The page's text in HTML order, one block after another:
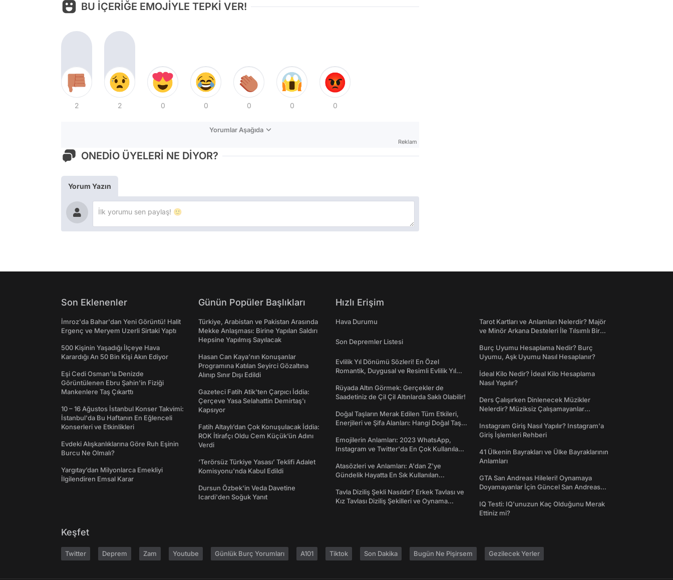
BU İÇERİĞE EMOJİYLE TEPKİ VER!
2 2 0 0 0 0 0
Yorumlar Aşağıda
Reklam
ONEDİO ÜYELERİ NE DİYOR?
Yorum Yazın
Son Eklenenler
İmroz'da Bahar'dan Yeni Görüntü! Halit
Ergenç ve Meryem Uzerli Sirtaki Yaptı
500 Kişinin Yaşadığı İlçeye Hava
Karardığı An 50 Bin Kişi Akın Ediyor
Eşi Cedi Osman'la Denizde
Görüntülenen Ebru Şahin'in Fiziği
Mankenlere Taş Çıkarttı
10 – 16 Ağustos İstanbul Konser Takvimi:
İstanbul'da Bu Haftanın En Eğlenceli
Konserleri ve Etkinlikleri
Evdeki Alışkanlıklarına Göre Ruh Eşinin
Burcu Ne Olmalı?
Yargıtay’dan Milyonlarca Emekliyi
İlgilendiren Emsal Karar
Günün Popüler Başlıkları
Türkiye, Arabistan ve Pakistan Arasında
Mekke Anlaşması: Birine Yapılan Saldırı
Hepsine Yapılmış Sayılacak
Hasan Can Kaya’nın Konuşanlar
Programına Katılan Seyirci Gözaltına
Alınıp Sınır Dışı Edildi
Gazeteci Fatih Atik'ten Çarpıcı İddia:
Çerçeve Yasa Selahattin Demirtaş'ı
Kapsıyor
Fatih Altaylı’dan Çok Konuşulacak İddia:
ROK İtirafçı Oldu Cem Küçük’ün Adını
Verdi
‘Terörsüz Türkiye Yasası’ Teklifi Adalet
Komisyonu'nda Kabul Edildi
Dursun Özbek'in Veda Davetine
Icardi'den Soğuk Yanıt
Hızlı Erişim
Hava Durumu
Son Depremler Listesi
Evlilik Yıl Dönümü Sözleri! En Özel
Romantik, Duygusal ve Resimli Evlilik Yıl
Rüyada Altın Görmek: Gerçekler de
Saadetiniz de Çil Çil Altınlarda Saklı Olabilir!
Doğal Taşların Merak Edilen Tüm Etkileri,
Enerjileri ve Şifa Alanları: Hangi Doğal Taş
Emojilerin Anlamları: 2023 WhatsApp,
Instagram ve Twitter'da En Çok Kullanılan
Atasözleri ve Anlamları: A'dan Z'ye
Gündelik Hayatta En Sık Kullanılan
Tavla Diziliş Şekli Nasıldır? Erkek Tavlası ve
Kız Tavlası Diziliş Şekilleri ve Oynama
Tarot Kartları ve Anlamları Nelerdir? Majör
ve Minör Arkana Desteleri İle Tılsımlı Bir
Burç Uyumu Hesaplama Nedir? Burç
Uyumu, Aşk Uyumu Nasıl Hesaplanır?
İdeal Kilo Nedir? İdeal Kilo Hesaplama
Nasıl Yapılır?
Ders Çalışırken Dinlenecek Müzikler
Nelerdir? Müziksiz Çalışamayanlar
Instagram Giriş Nasıl Yapılır? Instagram'a
Giriş İşlemleri Rehberi
41 Ülkenin Bayrakları ve Ülke Bayraklarının
Anlamları
GTA San Andreas Hileleri! Oynamaya
Doyamayanlar İçin Güncel San Andreas
IQ Testi: IQ'unuzun Kaç Olduğunu Merak
Ettiniz mi?
Keşfet
Twitter Deprem Zam Youtube Günlük Burç Yorumları A101 Tiktok Son Dakika Bugün Ne Pişirsem Gezilecek Yerler